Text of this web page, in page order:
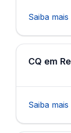
Saiba mais
CQ em
Saiba mais